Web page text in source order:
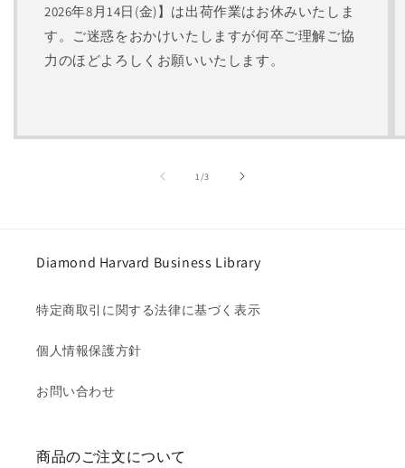
2026年8月14日(金)】は出荷作業はお休みいたしま
す。ご迷惑をおかけいたしますが何卒ご理解ご協
力のほどよろしくお願いいたします。
1/の
3
Diamond Harvard Business Library
特定商取引に関する法律に基づく表示
個人情報保護方針
お問い合わせ
商品のご注文について